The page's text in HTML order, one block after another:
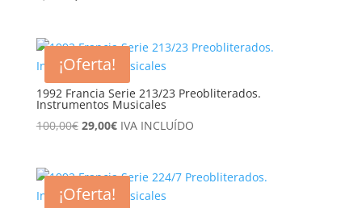
era:
5,00€.
es:
2,10€.
¡Oferta!
1992 Francia Serie 213/23 Preobliterados.
Instrumentos Musicales
100,00€ El
era:
100,00€.
29,00€El
es:
29,00€.
IVA INCLUÍDO
¡Oferta!